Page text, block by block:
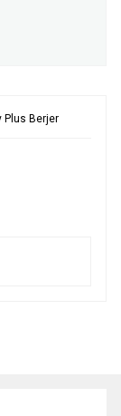
Plus Berjer